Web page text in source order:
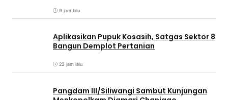
9 jam lalu
Aplikasikan Pupuk Kosasih, Satgas Sektor 8
Bangun Demplot Pertanian
23 jam lalu
Pangdam III/Siliwangi Sambut Kunjungan